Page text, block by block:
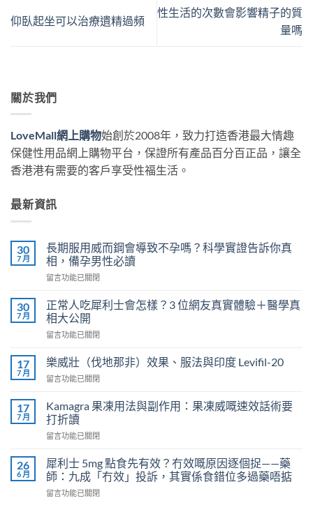
仰臥起坐可以治療遺精過頻
性生活的次數會影響精子的質
量嗎
關於我們
LoveMall網上購物始創於2008年，致力打造香港最大情趣
保健性用品網上購物平台，保證所有產品百分百正品，讓全
香港港有需要的客戶享受性福生活。
最新資訊
30
7 月
長期服用威而鋼會導致不孕嗎？科學實證告訴你真
相，備孕男性必讀
在
期
服
用
威
鋼
導
不
孕
嗎？
科
實
證
告
留言功能已關閉
30
7 月
正常人吃犀利士會怎樣？3 位網友真實體驗＋醫學真
相大公開
在
常
人
吃
利
士
怎
3
位
網
友
留言功能已關閉
17
7 月
樂威壯（伐地那非）效果、服法與印度 Levifil-20
在
威
壯
（伐
地
非）
效
果、
服
留言功能已關閉
17
7 月
Kamagra 果凍用法與副作用：果凍威嘅速效話術要
打折讀
在
果
凍
用
法
留言功能已關閉
26
6 月
犀利士 5mg 點食先有效？冇效嘅原因逐個捉——藥
師：九成「冇效」投訴，其實係食錯位多過藥唔掂
在
留言功能已關閉